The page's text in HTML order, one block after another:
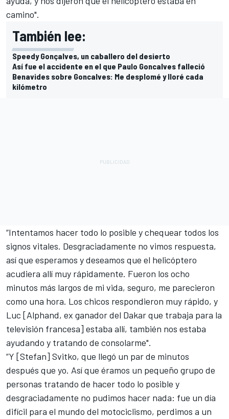
camino".
También lee:
Speedy Gonçalves, un caballero del desierto
Así fue el accidente en el que Paulo Goncalves falleció
Benavides sobre Goncalves: Me desplomé y lloré cada
kilómetro
“Intentamos hacer todo lo posible y chequear todos los
signos vitales. Desgraciadamente no vimos respuesta,
así que esperamos y deseamos que el helicóptero
acudiera allí muy rápidamente. Fueron los ocho
minutos más largos de mi vida, seguro, me parecieron
como una hora. Los chicos respondieron muy rápido, y
Luc [Alphand, ex ganador del Dakar que trabaja para la
televisión francesa] estaba allí, también nos estaba
ayudando y tratando de consolarme".
“Y [Stefan] Svitko, que llegó un par de minutos
después que yo. Así que éramos un pequeño grupo de
personas tratando de hacer todo lo posible y
desgraciadamente no pudimos hacer nada: fue un día
difícil para el mundo del motociclismo, perdimos a un